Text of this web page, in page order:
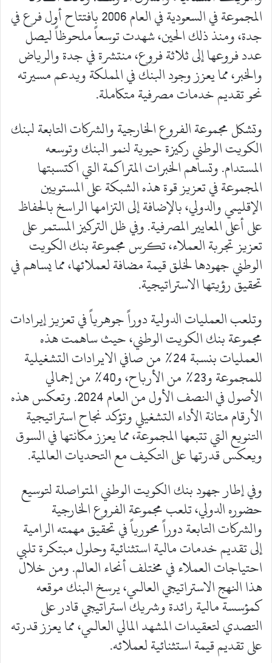
المجموعة في السعودية في العام 2006 بافتتاح أول فرع في
جدة، ومنذ ذلك الحين، شهدت توسعاً ملحوظاً ليصل
عدد فروعها إلى ثلاثة فروع، منتشرة في جدة والرياض
والخبر، مما يعزز وجود البنك في المملكة ويدعم مسيرته
نحو تقديم خدمات مصرفية متكاملة.
وتشكل مجموعة الفروع الخارجية والشركات التابعة لبنك
الكويت الوطني ركيزة حيوية لنمو البنك وتوسعه
المستدام. وتساهم الخبرات المتراكمة التي اكتسبتها
المجموعة في تعزيز قوة هذه الشبكة على المستويين
الإقليمي والدولي، بالإضافة إلى التزامها الراسخ بالحفاظ
على أعلى المعايير المصرفية. وفي ظل التركيز المستمر على
تعزيز تجربة العملاء، تكرس مجموعة بنك الكويت
الوطني جهودها لخلق قيمة مضافة لعملائها، مما يساهم في
تحقيق رؤيتها الاستراتيجية.
وتلعب العمليات الدولية دوراً جوهرياً في تعزيز إيرادات
مجموعة بنك الكويت الوطني، حيث ساهمت هذه
العمليات بنسبة 24% من صافي الايرادات التشغيلية
للمجموعة و23% من الأرباح، و40% من إجمالي
الأصول في النصف الأول من العام 2024. وتعكس هذه
الأرقام متانة الأداء التشغيلي وتؤكد نجاح استراتيجية
التنويع التي تتبعها المجموعة، مما يعزز مكانتها في السوق
ويعكس قدرتها على التكيف مع التحديات العالمية.
وفي إطار جهود بنك الكويت الوطني المتواصلة لتوسيع
حضوره الدولي، تلعب مجموعة الفروع الخارجية
والشركات التابعة دوراً محورياً في تحقيق مهمته الرامية
إلى تقديم خدمات مالية استثنائية وحلول مبتكرة تلبي
احتياجات العملاء في مختلف أنحاء العالم. ومن خلال
هذا النهج الاستراتيجي العالمي، يرسخ البنك موقعه
كمؤسسة مالية رائدة وشريك استراتيجي قادر على
التصدي لتعقيدات المشهد المالي العالمي، مما يعزز قدرته
على تقديم قيمة استثنائية لعملائه.